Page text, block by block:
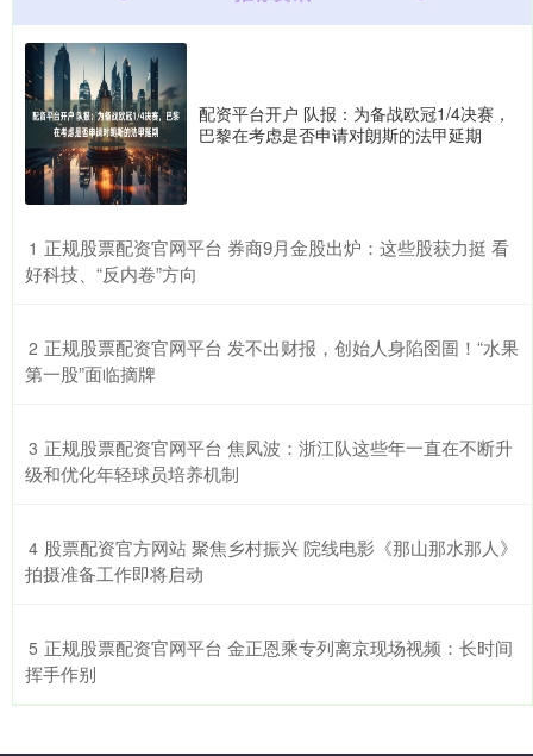
配资平台开户 队报：为备战欧冠1/4决赛，
巴黎在考虑是否申请对朗斯的法甲延期
1 ​正规股票配资官网平台 券商9月金股出炉：这些股获力挺 看
好科技、“反内卷”方向
2 ​正规股票配资官网平台 发不出财报，创始人身陷囹圄！“水果
第一股”面临摘牌
3 ​正规股票配资官网平台 焦凤波：浙江队这些年一直在不断升
级和优化年轻球员培养机制
4 ​股票配资官方网站 聚焦乡村振兴 院线电影《那山那水那人》
拍摄准备工作即将启动
5 ​正规股票配资官网平台 金正恩乘专列离京现场视频：长时间
挥手作别